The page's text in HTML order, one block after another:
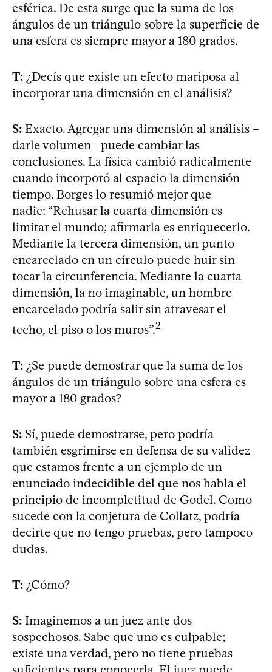
esférica. De esta surge que la suma de los
ángulos de un triángulo sobre la superficie de
una esfera es siempre mayor a 180 grados.
T: ¿Decís que existe un efecto mariposa al
incorporar una dimensión en el análisis?
S: Exacto. Agregar una dimensión al análisis –
darle volumen– puede cambiar las
conclusiones. La física cambió radicalmente
cuando incorporó al espacio la dimensión
tiempo. Borges lo resumió mejor que
nadie: “Rehusar la cuarta dimensión es
limitar el mundo; afirmarla es enriquecerlo.
Mediante la tercera dimensión, un punto
encarcelado en un círculo puede huir sin
tocar la circunferencia. Mediante la cuarta
dimensión, la no imaginable, un hombre
encarcelado podría salir sin atravesar el
techo, el piso o los muros”.2
T: ¿Se puede demostrar que la suma de los
ángulos de un triángulo sobre una esfera es
mayor a 180 grados?
S: Sí, puede demostrarse, pero podría
también esgrimirse en defensa de su validez
que estamos frente a un ejemplo de un
enunciado indecidible del que nos habla el
principio de incompletitud de Godel. Como
sucede con la conjetura de Collatz, podría
decirte que no tengo pruebas, pero tampoco
dudas.
T: ¿Cómo?
S: Imaginemos a un juez ante dos
sospechosos. Sabe que uno es culpable;
existe una verdad, pero no tiene pruebas